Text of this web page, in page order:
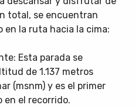
total, se encuentran
en la ruta hacia la cima:
Esta parada se
de 1.137 metros
(msnm) y es el primer
en el recorrido.